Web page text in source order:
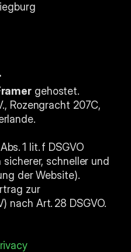
gehostet.
Rozengracht 207C,
1 lit. f DSGVO
schneller und
der Website).
zur
nach Art. 28 DSGVO.